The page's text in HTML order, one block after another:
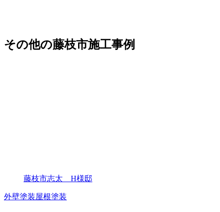
その他の藤枝市施工事例
藤枝市志太 H様邸
外壁塗装屋根塗装